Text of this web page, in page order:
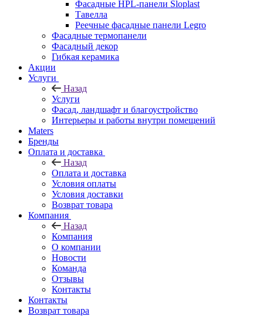
Фасадные HPL-панели Sloplast
Тавелла
Реечные фасадные панели Legro
Фасадные термопанели
Фасадный декор
Гибкая керамика
Акции
Услуги
Назад
Услуги
Фасад, ландшафт и благоустройство
Интерьеры и работы внутри помещений
Maters
Бренды
Оплата и доставка
Назад
Оплата и доставка
Условия оплаты
Условия доставки
Возврат товара
Компания
Назад
Компания
О компании
Новости
Команда
Отзывы
Контакты
Контакты
Возврат товара